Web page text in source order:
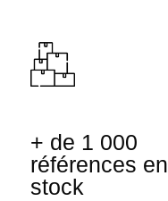
+ de 1 000
références en
stock